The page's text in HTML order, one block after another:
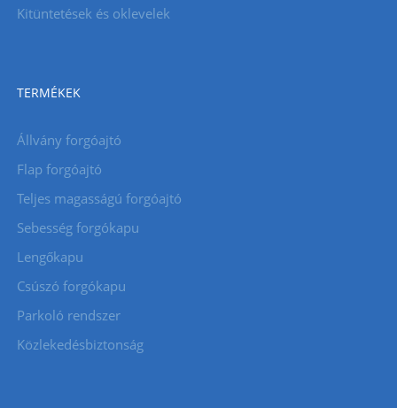
Kitüntetések és oklevelek
TERMÉKEK
Állvány forgóajtó
Flap forgóajtó
Teljes magasságú forgóajtó
Sebesség forgókapu
Lengőkapu
Csúszó forgókapu
Parkoló rendszer
Közlekedésbiztonság